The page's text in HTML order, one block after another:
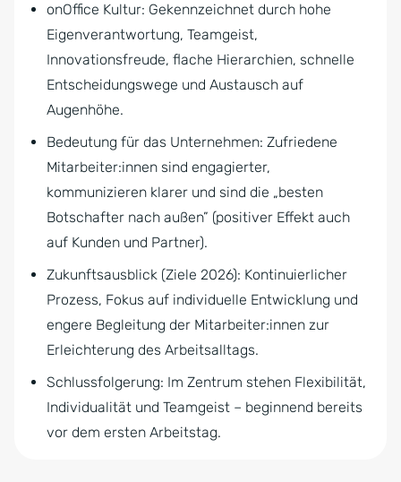
onOffice Kultur: Gekennzeichnet durch hohe
Eigenverantwortung, Teamgeist,
Innovationsfreude, flache Hierarchien, schnelle
Entscheidungswege und Austausch auf
Augenhöhe.
Bedeutung für das Unternehmen: Zufriedene
Mitarbeiter:innen sind engagierter,
kommunizieren klarer und sind die „besten
Botschafter nach außen” (positiver Effekt auch
auf Kunden und Partner).
Zukunftsausblick (Ziele 2026): Kontinuierlicher
Prozess, Fokus auf individuelle Entwicklung und
engere Begleitung der Mitarbeiter:innen zur
Erleichterung des Arbeitsalltags.
Schlussfolgerung: Im Zentrum stehen Flexibilität,
Individualität und Teamgeist – beginnend bereits
vor dem ersten Arbeitstag.